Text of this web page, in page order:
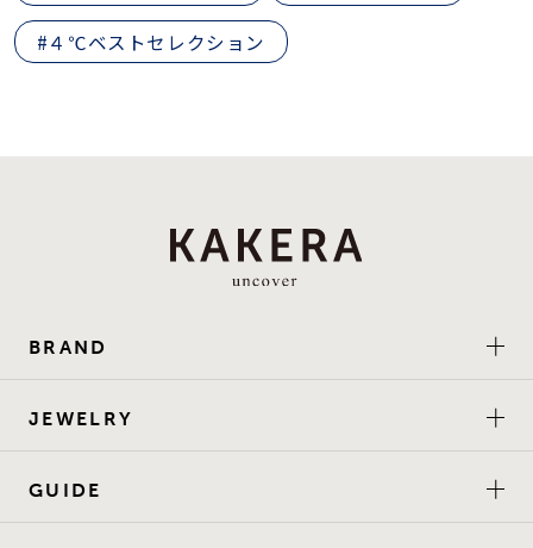
#４℃ベストセレクション
BRAND
JEWELRY
GUIDE